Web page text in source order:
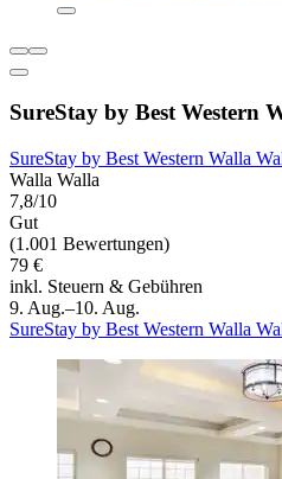
SureStay by Best Western
SureStay by Best Western Walla
Walla Walla
7,8/10
Gut
(1.001 Bewertungen)
79 €
inkl. Steuern & Gebühren
9. Aug.–10. Aug.
SureStay by Best Western Walla